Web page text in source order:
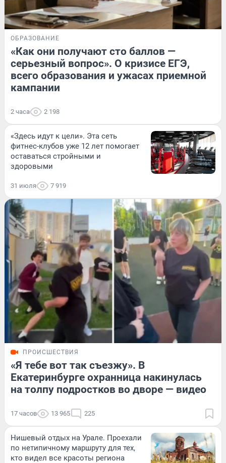
ОБРАЗОВАНИЕ
«Как они получают сто баллов —
серьезный вопрос». О кризисе ЕГЭ,
всего образования и ужасах приемной
кампании
2 часа 2 198
«Здесь идут к цели». Эта сеть
фитнес-клубов уже 12 лет помогает
оставаться стройными и
здоровыми
31 июля 7 919
ПРОИСШЕСТВИЯ
«Я тебе вот так съезжу». В
Екатеринбурге охранница накинулась
на толпу подростков во дворе — видео
17 часов 13 965 225
Нишевый отдых на Урале. Проехали
по нетипичному маршруту для тех,
кто видел все красоты региона